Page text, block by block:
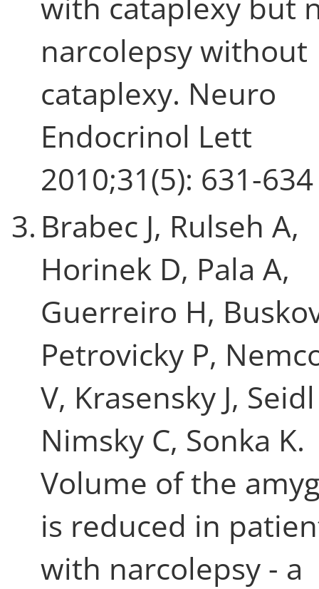
narcolepsy without
cataplexy. Neuro
Endocrinol Lett
2010;31(5): 631-634
3. Brabec J, Rulseh A,
Horinek D, Pala A,
Guerreiro H,
Petrovicky P,
V, Krasensky J,
Nimsky C, Sonka K.
Volume of the
is reduced in
with narcolepsy - a